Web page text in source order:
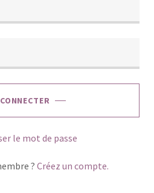
le mot de passe
? Créez un compte.